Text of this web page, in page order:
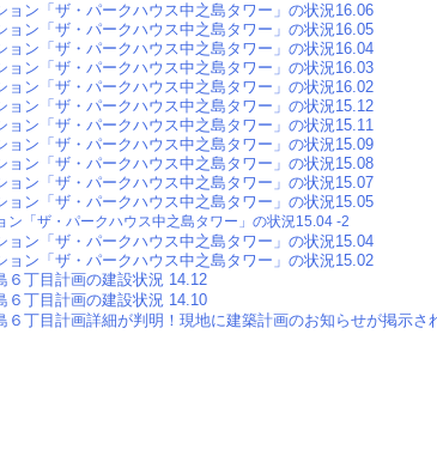
ョン「ザ・パークハウス中之島タワー」の状況16.06
ョン「ザ・パークハウス中之島タワー」の状況16.05
ョン「ザ・パークハウス中之島タワー」の状況16.04
ョン「ザ・パークハウス中之島タワー」の状況16.03
ョン「ザ・パークハウス中之島タワー」の状況16.02
ョン「ザ・パークハウス中之島タワー」の状況15.12
ョン「ザ・パークハウス中之島タワー」の状況15.11
ョン「ザ・パークハウス中之島タワー」の状況15.09
ョン「ザ・パークハウス中之島タワー」の状況15.08
ョン「ザ・パークハウス中之島タワー」の状況15.07
ョン「ザ・パークハウス中之島タワー」の状況15.05
ン「ザ・パークハウス中之島タワー」の状況15.04 -2
ョン「ザ・パークハウス中之島タワー」の状況15.04
ョン「ザ・パークハウス中之島タワー」の状況15.02
６丁目計画の建設状況 14.12
６丁目計画の建設状況 14.10
６丁目計画詳細が判明！現地に建築計画のお知らせが掲示さ